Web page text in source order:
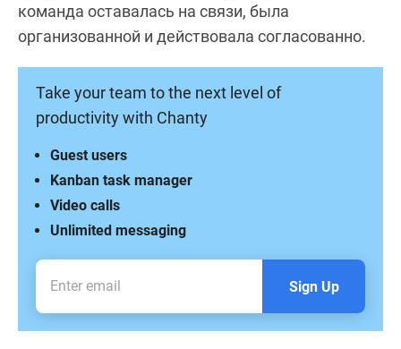
команда оставалась на связи, была
организованной и действовала согласованно.
Take your team to the next level of
productivity with Chanty
Unlimited messaging
Video calls
Kanban task manager
Guest users
Sign Up